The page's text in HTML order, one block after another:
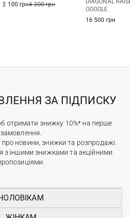
2 100 грн4 200 грн
DIAGONAL
GOGGLE
16 500 грн
ЗА ПІДПИСКУ
отримати знижку 10%* на перше
замовлення.
новини, знижки та розпродажі.
з іншими знижками та акційними